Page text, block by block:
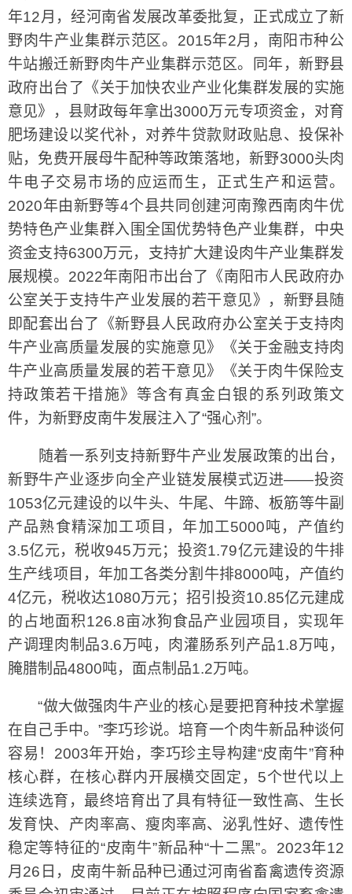
年12月，经河南省发展改革委批复，正式成立了新
野肉牛产业集群示范区。2015年2月，南阳市种公
牛站搬迁新野肉牛产业集群示范区。同年，新野县
政府出台了《关于加快农业产业化集群发展的实施
意见》，县财政每年拿出3000万元专项资金，对育
肥场建设以奖代补，对养牛贷款财政贴息、投保补
贴，免费开展母牛配种等政策落地，新野3000头肉
牛电子交易市场的应运而生，正式生产和运营。
2020年由新野等4个县共同创建河南豫西南肉牛优
势特色产业集群入围全国优势特色产业集群，中央
资金支持6300万元，支持扩大建设肉牛产业集群发
展规模。2022年南阳市出台了《南阳市人民政府办
公室关于支持牛产业发展的若干意见》，新野县随
即配套出台了《新野县人民政府办公室关于支持肉
牛产业高质量发展的实施意见》《关于金融支持肉
牛产业高质量发展的若干意见》《关于肉牛保险支
持政策若干措施》等含有真金白银的系列政策文
件，为新野皮南牛发展注入了“强心剂”。
随着一系列支持新野牛产业发展政策的出台，
新野牛产业逐步向全产业链发展模式迈进——投资
1053亿元建设的以牛头、牛尾、牛蹄、板筋等牛副
产品熟食精深加工项目，年加工5000吨，产值约
3.5亿元，税收945万元；投资1.79亿元建设的牛排
生产线项目，年加工各类分割牛排8000吨，产值约
4亿元，税收达1080万元；招引投资10.85亿元建成
的占地面积126.8亩冰狗食品产业园项目，实现年
产调理肉制品3.6万吨，肉灌肠系列产品1.8万吨，
腌腊制品4800吨，面点制品1.2万吨。
“做大做强肉牛产业的核心是要把育种技术掌握
在自己手中。”李巧珍说。培育一个肉牛新品种谈何
容易！2003年开始，李巧珍主导构建“皮南牛”育种
核心群，在核心群内开展横交固定，5个世代以上
连续选育，最终培育出了具有特征一致性高、生长
发育快、产肉率高、瘦肉率高、泌乳性好、遗传性
稳定等特征的“皮南牛”新品种“十二黑”。2023年12
月26日，皮南牛新品种已通过河南省畜禽遗传资源